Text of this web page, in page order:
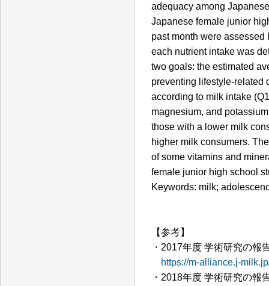
adequacy among
Japanese female junior
past month were
each nutrient intake was
two goals: the estimated
preventing lifestyle-related
according to milk intake
magnesium, and
those with a lower milk
higher milk consumers.
of some vitamins and
female junior high school
Keywords: milk;
【参考】
・2017年度 学術研究の報
https://m-alliance.j-
・2018年度 学術研究の報